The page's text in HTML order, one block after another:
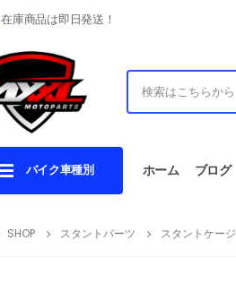
在庫商品は即日発送！
バイク車種別 ホーム ブログ
SHOP スタントパーツ スタントケージ